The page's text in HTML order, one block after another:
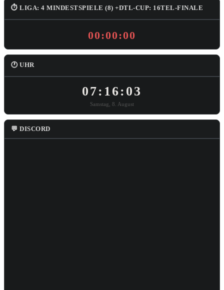
⏱ LIGA: 4 MINDESTSPIELE (8) +DTL-CUP: 16TEL-FINALE
00:00:00
🕐 UHR
07:16:04
Samstag, 8. August
💬 DISCORD